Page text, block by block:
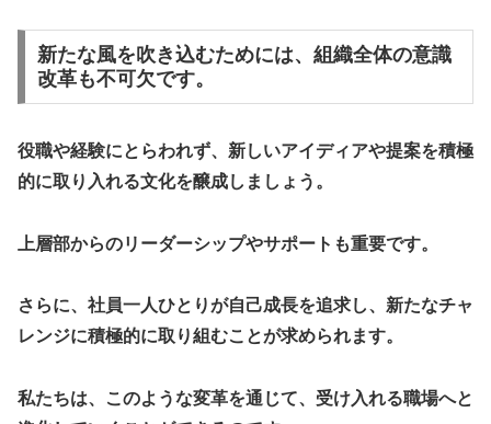
新たな風を吹き込むためには、組織全体の意識
改革も不可欠です。
役職や経験にとらわれず、新しいアイディアや提案を積極
的に取り入れる文化を醸成しましょう。
上層部からのリーダーシップやサポートも重要です。
さらに、社員一人ひとりが自己成長を追求し、新たなチャ
レンジに積極的に取り組むことが求められます。
私たちは、このような変革を通じて、受け入れる職場へと